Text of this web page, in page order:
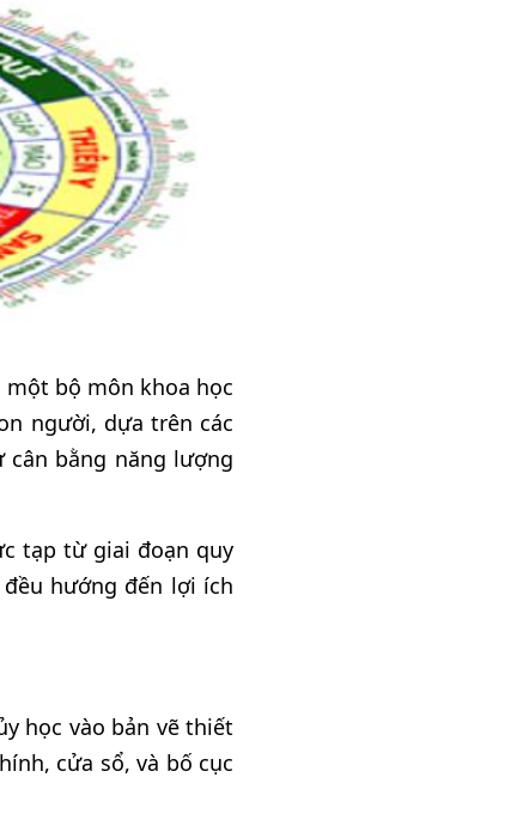
bộ môn khoa học
người, dựa trên các
bằng năng lượng
tạp từ giai đoạn quy
hướng đến lợi ích
học vào bản vẽ thiết
cửa sổ, và bố cục